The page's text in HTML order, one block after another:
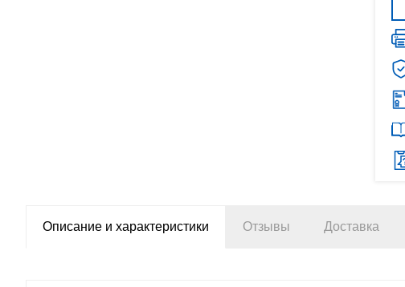
Описание и характеристики Отзывы Доставка